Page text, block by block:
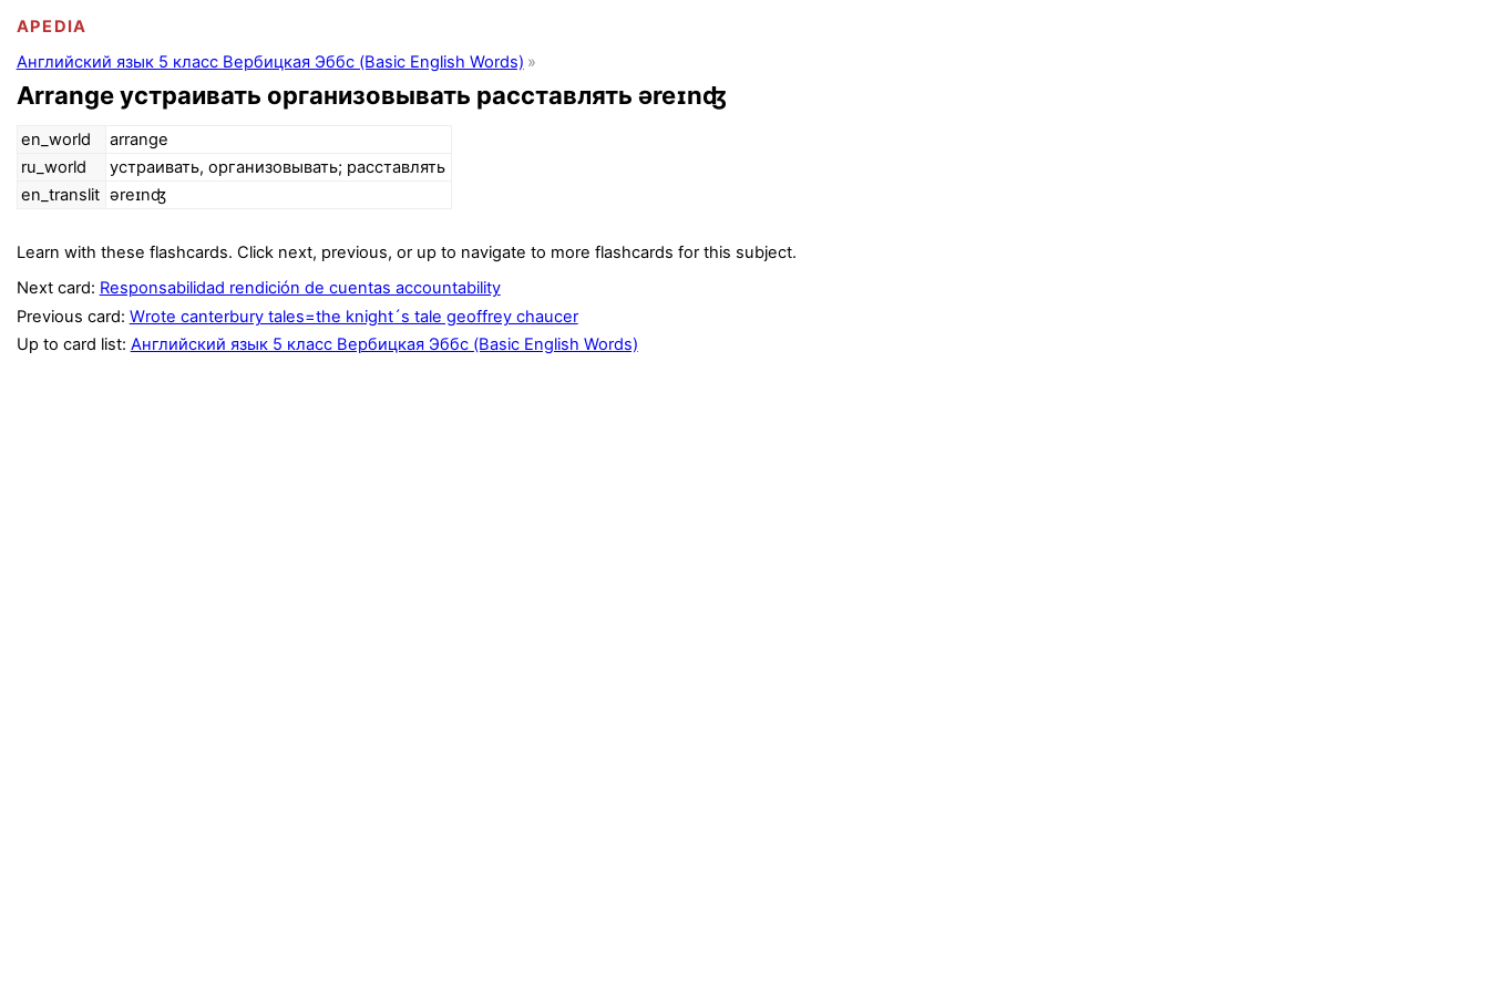
APEDIA
Английский язык 5 класс Вербицкая Эббс (Basic English Words)
Arrange устраивать организовы­вать расставлять əreɪnʤ
en_world
arrange
ru_world
устраивать, организовы­вать; расставлять
en_translit əreɪnʤ
Learn with these flashcards. Click next, previous, or up to navigate to more flashcards for this subject.
Next card: Responsabilidad rendición de cuentas accountability
Previous card: Wrote canterbury tales=the knight´s tale geoffrey chaucer
Up to card list: Английский язык 5 класс Вербицкая Эббс (Basic English Words)